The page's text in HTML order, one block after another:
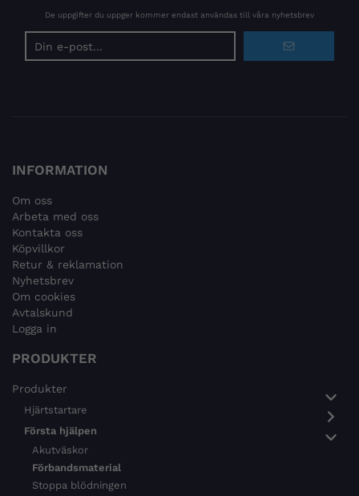
De uppgifter du uppger kommer endast användas till våra nyhetsbrev
INFORMATION
Om oss
Arbeta med oss
Kontakta oss
Köpvillkor
Retur & reklamation
Nyhetsbrev
Om cookies
Avtalskund
Logga in
PRODUKTER
Produkter
Hjärtstartare
Första hjälpen
Akutväskor
Förbandsmaterial
Stoppa blödningen